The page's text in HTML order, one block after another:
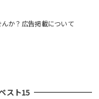
か？広告掲載について
スト15